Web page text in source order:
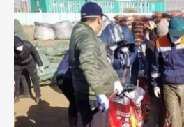
хийлээ. . Сайжруулсан түлш
сонирхолтой иргэдийг
эрхлэлтийн газрын “Цагийн
бүртгэж, Тавантолгой түлш
байгуулах аж. “Гэрээ
даатгал төлөхөөс гадна нэг
төгрөгийн цалин авна.